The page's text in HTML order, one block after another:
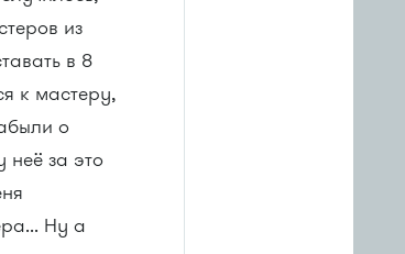
из
в 8
к мастеру,
о
неё за это
Ну а